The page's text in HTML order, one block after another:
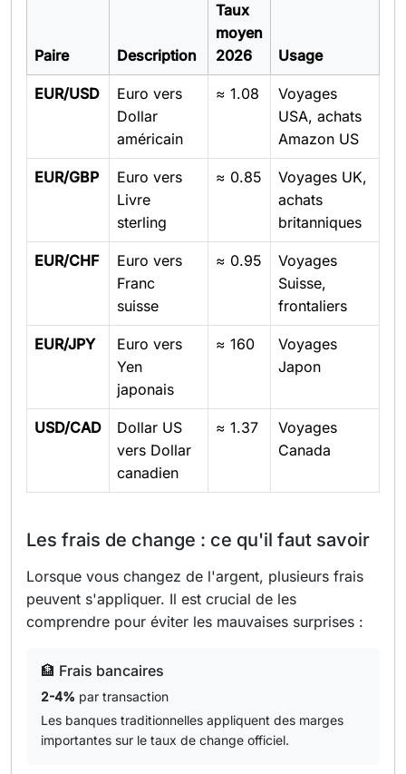
Paire Description
Taux
moyen
2026
Usage
EUR/USD
Euro vers
Dollar
américain
≈ 1.08
Voyages
USA, achats
Amazon US
EUR/GBP
Euro vers
Livre
sterling
≈ 0.85
Voyages UK,
achats
britanniques
EUR/CHF
Euro vers
Franc
suisse
≈ 0.95
Voyages
Suisse,
frontaliers
EUR/JPY
Euro vers
Yen
japonais
≈ 160
Voyages
Japon
USD/CAD
Dollar US
vers Dollar
canadien
≈ 1.37
Voyages
Canada
Les frais de change : ce qu'il faut savoir
Lorsque vous changez de l'argent, plusieurs frais
peuvent s'appliquer. Il est crucial de les
comprendre pour éviter les mauvaises surprises :
🏦 Frais bancaires
2-4% par transaction
Les banques traditionnelles appliquent des marges
importantes sur le taux de change officiel.